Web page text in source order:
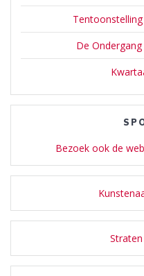
Tentoonstelling
De
Bezoek ook de
Straten